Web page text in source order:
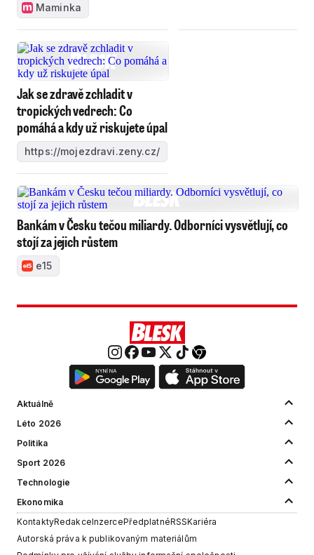
Maminka
Jak se zdravě zchladit v
tropických vedrech: Co
pomáhá a kdy už riskujete úpal
https://mojezdravi.zeny.cz/
Bankám v Česku tečou miliardy. Odborníci vysvětlují, co
stojí za jejich růstem
e15
Aktuálně
Léto 2026
Politika
Sport 2026
Technologie
Ekonomika
KontaktyRedakceInzercePředplatnéRSSKariéra
Autorská práva k publikovaným materiálům